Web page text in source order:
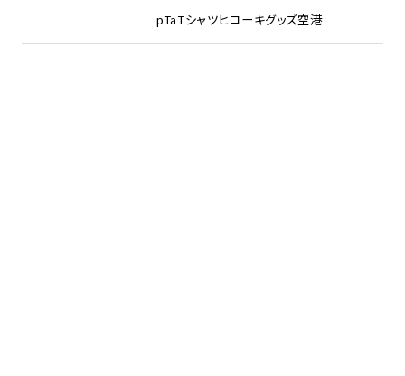
pTaTシャツヒコーキグッズ空港